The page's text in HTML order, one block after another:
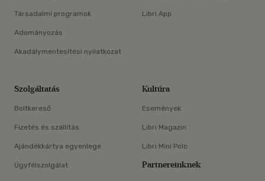
Társadalmi programok
Adományozás
Akadálymentesítési nyilatkozat
Libri App
Szolgáltatás
Boltkereső
Fizetés és szállítás
Ajándékkártya egyenlege
Ügyfélszolgálat
Kultúra
Események
Libri Magazin
Libri Mini Polc
Partnereinknek